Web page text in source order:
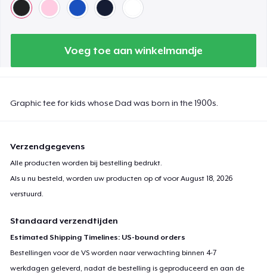
Voeg toe aan winkelmandje
Graphic tee for kids whose Dad was born in the 1900s.
Verzendgegevens
Alle producten worden bij bestelling bedrukt.
Als u nu besteld, worden uw producten op of voorAugust 18, 2026
verstuurd.
Standaard verzendtijden
Estimated Shipping Timelines: US-bound orders
Bestellingen voor de VS worden naar verwachting binnen 4-7
werkdagen geleverd, nadat de bestelling is geproduceerd en aan de